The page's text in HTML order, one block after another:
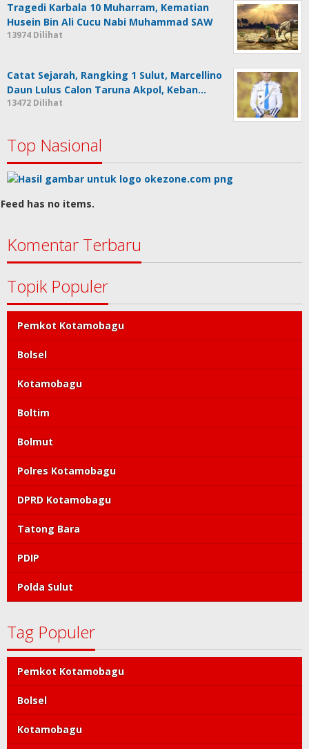
Tragedi Karbala 10 Muharram, Kematian
Husein Bin Ali Cucu Nabi Muhammad SAW
13974 Dilihat
Catat Sejarah, Rangking 1 Sulut, Marcellino
Daun Lulus Calon Taruna Akpol, Keban…
13472 Dilihat
Top Nasional
Feed has no items.
Komentar Terbaru
Topik Populer
Pemkot Kotamobagu
Bolsel
Kotamobagu
Boltim
Bolmut
Polres Kotamobagu
DPRD Kotamobagu
Tatong Bara
PDIP
Polda Sulut
Tag Populer
Pemkot Kotamobagu
Bolsel
Kotamobagu